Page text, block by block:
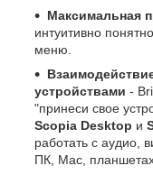
Максимальная
интуитивно
меню.
устройствами -
"принеси свое
Scopia Desktop и
работать с аудио,
ПК, Mac,